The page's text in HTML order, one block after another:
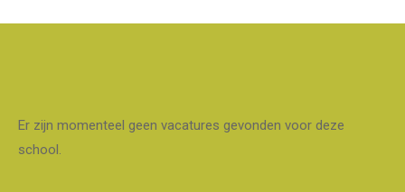
Er zijn momenteel geen vacatures gevonden voor deze
school.